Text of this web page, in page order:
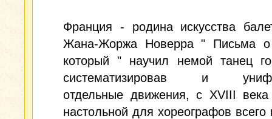
Франция - родина искусства
Жана-Жоржа Новерра " Письма
который " научил немой танец
систематизировав и
отдельные движения, с XVIII века
настольной для хореографов